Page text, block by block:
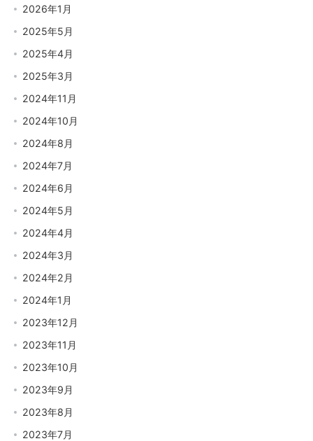
2026年1月
2025年5月
2025年4月
2025年3月
2024年11月
2024年10月
2024年8月
2024年7月
2024年6月
2024年5月
2024年4月
2024年3月
2024年2月
2024年1月
2023年12月
2023年11月
2023年10月
2023年9月
2023年8月
2023年7月